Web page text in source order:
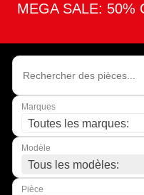
MEGA SALE: 50%
Marques
Toutes les marques:
Modèle
Tous les modèles:
Pièce